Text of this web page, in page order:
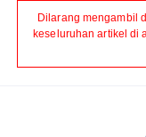
Dilarang mengambil
keseluruhan artikel di